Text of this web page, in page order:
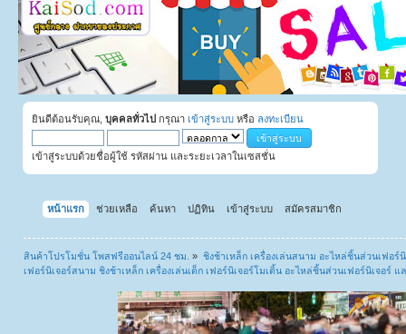
ยินดีต้อนรับคุณ, บุคคลทั่วไป กรุณา เข้าสู่ระบบ หรือ ลงทะเบียน
เข้าสู่ระบบด้วยชื่อผู้ใช้ รหัสผ่าน และระยะเวลาในเซสชั่น
หน้าแรก ช่วยเหลือ ค้นหา ปฏิทิน เข้าสู่ระบบ สมัครสมาชิก
สินค้าโปรโมชั่น โพสฟรีออนไลน์ 24 ชม. » ชิงช้าเหล็ก เครื่องเล่นสนาม อะไหล่ชิ้นส่วนเฟอร์
เฟอร์นิเจอร์สนาม ชิงช้าเหล็ก เครื่องเล่นเด็ก เฟอร์นิเจอร์โมเดิ้น อะไหล่ชิ้นส่วนเฟอร์นิเจอร์